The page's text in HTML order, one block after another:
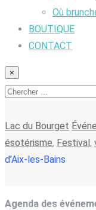
Où
BOUTIQUE
CONTACT
×
Lac du Bourget
ésotérisme, Festival,
d’Aix-les-Bains
Agenda des